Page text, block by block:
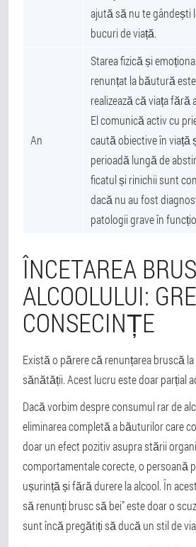
ajută să nu te gândești
bucuri de viață.
An
Starea fizică și
renunțat la băutură
realizează că viața fără
El comunică activ cu
caută obiective în viață
perioadă lungă de
ficatul și rinichii sunt
dacă nu au fost
patologii grave în
ÎNCETAREA
ALCOOLULUI:
CONSECINȚE
Există o părere că renunțarea bruscă
sănătății. Acest lucru este doar parțial
Dacă vorbim despre consumul rar de
eliminarea completă a băuturilor care
doar un efect pozitiv asupra stării
comportamentale corecte, o persoană
ușurință și fără durere la alcool. În
să renunți brusc să bei" este doar o
sunt încă pregătiți să ducă un stil de